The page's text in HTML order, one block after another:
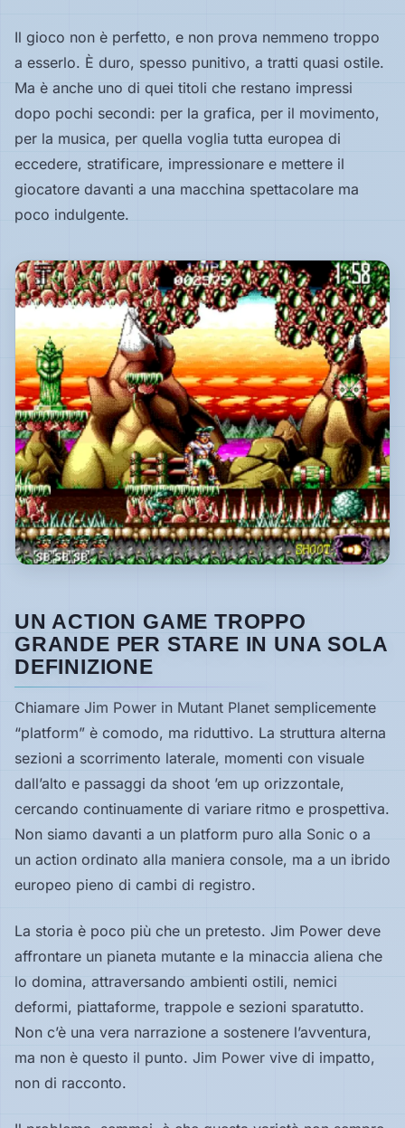
Computer
Arcade
Il gioco non è perfetto, e non prova nemmeno troppo
a esserlo. È duro, spesso punitivo, a tratti quasi ostile.
Ma è anche uno di quei titoli che restano impressi
dopo pochi secondi: per la grafica, per il movimento,
per la musica, per quella voglia tutta europea di
eccedere, stratificare, impressionare e mettere il
giocatore davanti a una macchina spettacolare ma
poco indulgente.
UN ACTION GAME TROPPO
GRANDE PER STARE IN UNA SOLA
DEFINIZIONE
Chiamare Jim Power in Mutant Planet semplicemente
“platform” è comodo, ma riduttivo. La struttura alterna
sezioni a scorrimento laterale, momenti con visuale
dall’alto e passaggi da shoot ’em up orizzontale,
cercando continuamente di variare ritmo e prospettiva.
Non siamo davanti a un platform puro alla Sonic o a
un action ordinato alla maniera console, ma a un ibrido
europeo pieno di cambi di registro.
La storia è poco più che un pretesto. Jim Power deve
affrontare un pianeta mutante e la minaccia aliena che
lo domina, attraversando ambienti ostili, nemici
deformi, piattaforme, trappole e sezioni sparatutto.
Non c’è una vera narrazione a sostenere l’avventura,
ma non è questo il punto. Jim Power vive di impatto,
non di racconto.